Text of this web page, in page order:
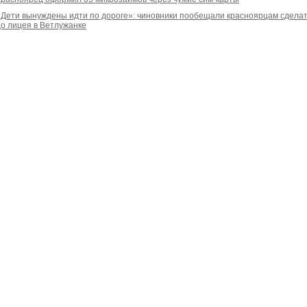
вынуждены идти по дороге»: чиновники пообещали красноярцам
лицея в Ветлужанке